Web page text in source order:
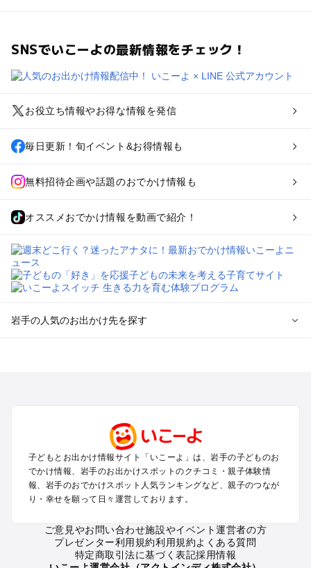
SNSでいこーよの最新情報をチェック！
お役立ち情報やお得な情報を発信
毎日更新！旬イベント&お得情報も
無料招待企画や話題のおでかけ情報も
オススメおでかけ情報を動画で紹介！
岩手の人気のお出かけ先を探す
安比・八幡平・二戸のプールお出かけ
三陸海岸周辺のプールお出かけ
岩手の定番お出かけスポット
岩手の遊園地
岩手のバーベキュー
岩手の釣り
岩手の牧場
子どもとお出かけ情報サイト「いこーよ」は、岩手の子どものお
でかけ情報、岩手のお出かけスポットのクチコミ・親子体験情
報、岩手のおでかけスポット人気ランキングなど、親子のつなが
り・幸せを願って日々運営しております。
ご意見やお問い合わせ施設やイベント運営者の方
プレゼンター利用規約利用規約よくある質問
特定商取引法に基づく表記採用情報